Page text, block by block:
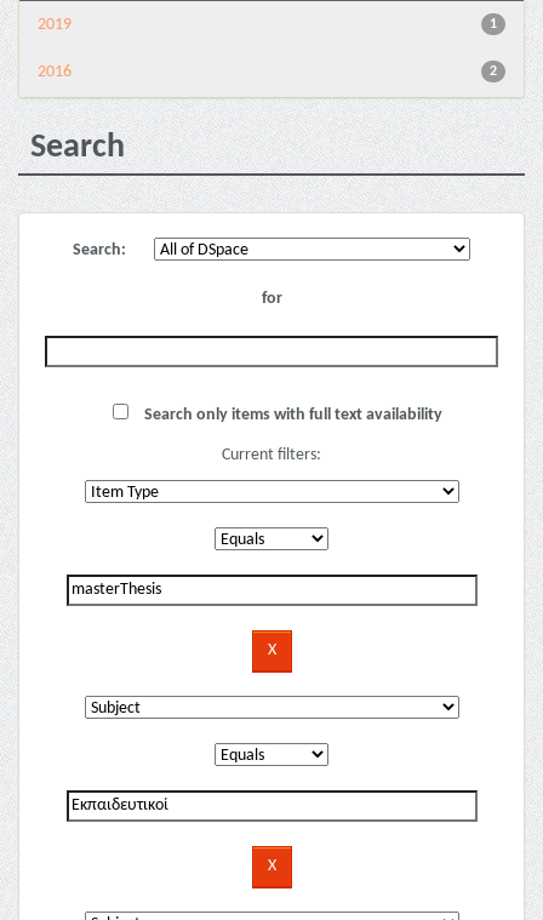
1
2019
2
2016
Search
Search:
for
Search only items with full text availability
Current filters: